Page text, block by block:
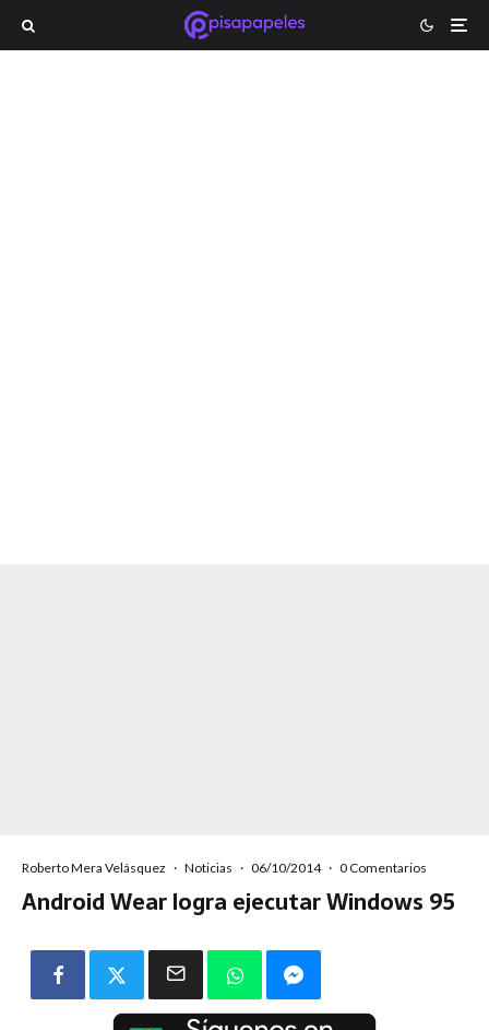
Roberto Mera Velásquez · Noticias · 06/10/2014 · 0 Comentarios
Android Wear logra ejecutar Windows 95